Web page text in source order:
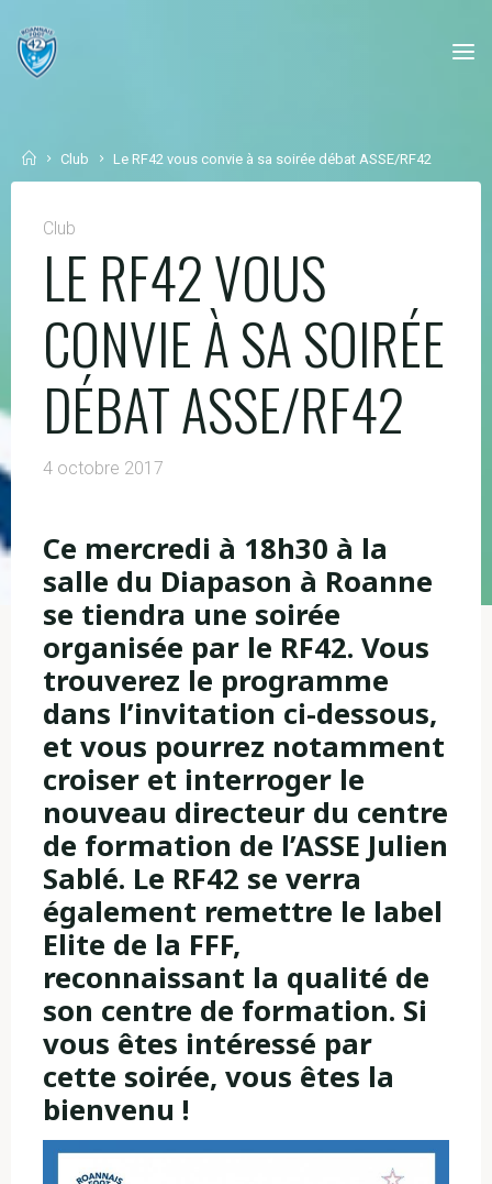
content
Home
Club Le RF42 vous convie à sa soirée débat ASSE/RF42
Club
LE RF42 VOUS
CONVIE À SA SOIRÉE
DÉBAT ASSE/RF42
4 octobre 2017
Ce mercredi à 18h30 à la
salle du Diapason à Roanne
se tiendra une soirée
organisée par le RF42. Vous
trouverez le programme
dans l’invitation ci-dessous,
et vous pourrez notamment
croiser et interroger le
nouveau directeur du centre
de formation de l’ASSE Julien
Sablé. Le RF42 se verra
également remettre le label
Elite de la FFF,
reconnaissant la qualité de
son centre de formation. Si
vous êtes intéressé par
cette soirée, vous êtes la
bienvenu !